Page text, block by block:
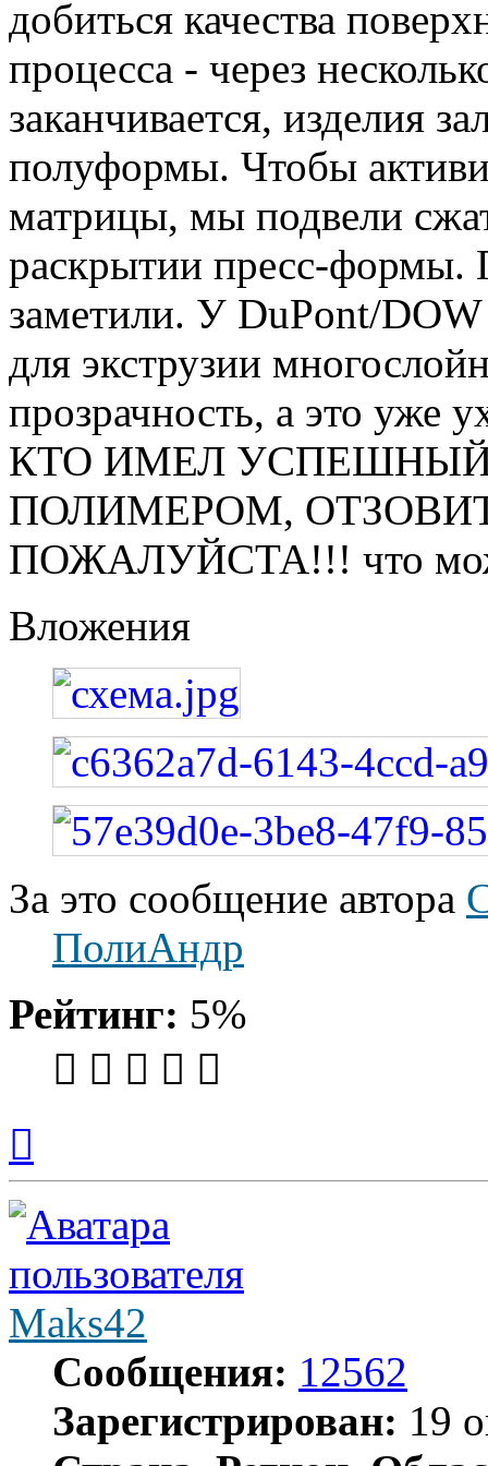
добиться качества
процесса - через
заканчивается, изделия
полуформы. Чтобы
матрицы, мы подвели
раскрытии пресс-формы.
заметили. У DuPont/DOW
для экструзии
прозрачность, а это уже
КТО ИМЕЛ
ПОЛИМЕРОМ,
ПОЖАЛУЙСТА!!! что
Вложения
За это сообщение автора
ПолиАндр
Рейтинг: 5%
началу
Maks42
Сообщения: 12562
Зарегистрирован: 19